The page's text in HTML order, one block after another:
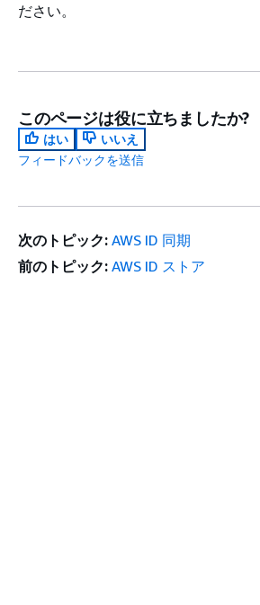
ださい。
このページは役に立ちましたか?
はい
いいえ
フィードバックを送信
次のトピック: AWS ID 同期
前のトピック: AWS ID ストア